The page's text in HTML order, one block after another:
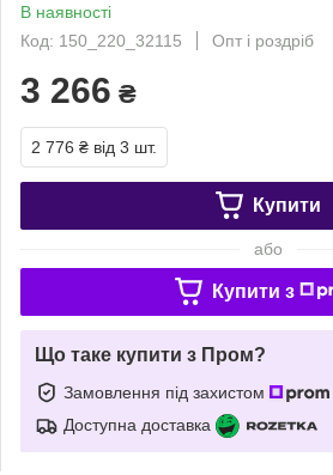
В наявності
Код: 150_220_32115
Опт і роздріб
3 266 ₴
2 776 ₴ від 3 шт.
Купити
або
Купити з
Що таке купити з Пром?
Замовлення під захистом
Доступна доставка